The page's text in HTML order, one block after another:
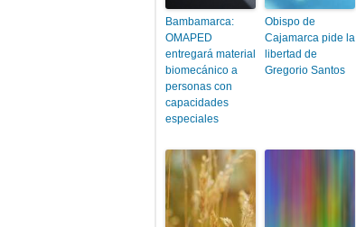
Bambamarca:
OMAPED
entregará material
biomecánico a
personas con
capacidades
especiales
Obispo de
Cajamarca pide la
libertad de
Gregorio Santos